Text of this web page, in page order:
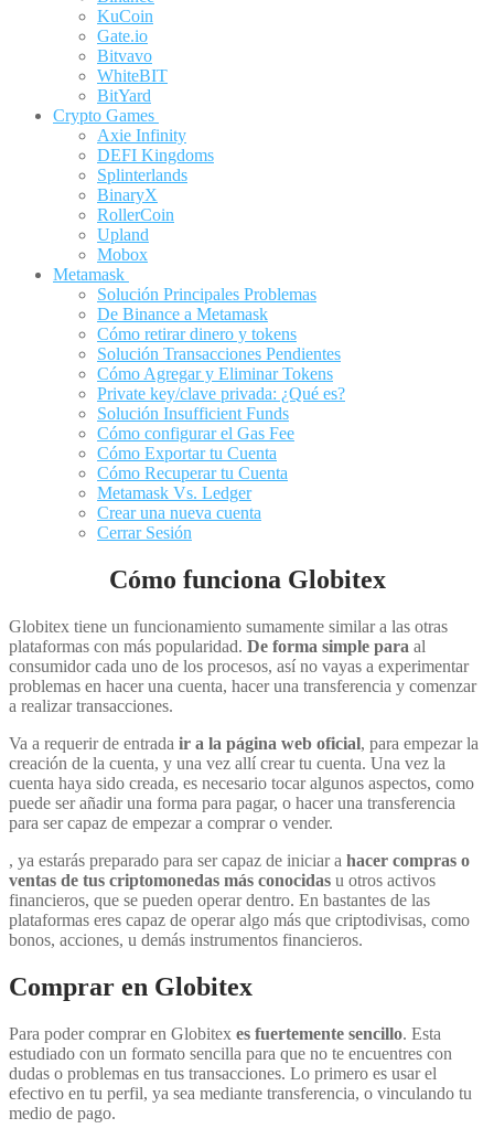
KuCoin
Gate.io
Bitvavo
WhiteBIT
BitYard
Crypto Games
Axie Infinity
DEFI Kingdoms
Splinterlands
BinaryX
RollerCoin
Upland
Mobox
Metamask
Solución Principales Problemas
De Binance a Metamask
Cómo retirar dinero y tokens
Solución Transacciones Pendientes
Cómo Agregar y Eliminar Tokens
Private key/clave privada: ¿Qué es?
Solución Insufficient Funds
Cómo configurar el Gas Fee
Cómo Exportar tu Cuenta
Cómo Recuperar tu Cuenta
Metamask Vs. Ledger
Crear una nueva cuenta
Cerrar Sesión
Cómo funciona Globitex
Globitex tiene un funcionamiento sumamente similar a las otras
plataformas con más popularidad. De forma simple para al
consumidor cada uno de los procesos, así no vayas a experimentar
problemas en hacer una cuenta, hacer una transferencia y comenzar
a realizar transacciones.
Va a requerir de entrada ir a la página web oficial, para empezar la
creación de la cuenta, y una vez allí crear tu cuenta. Una vez la
cuenta haya sido creada, es necesario tocar algunos aspectos, como
puede ser añadir una forma para pagar, o hacer una transferencia
para ser capaz de empezar a comprar o vender.
, ya estarás preparado para ser capaz de iniciar a hacer compras o
ventas de tus criptomonedas más conocidas u otros activos
financieros, que se pueden operar dentro. En bastantes de las
plataformas eres capaz de operar algo más que criptodivisas, como
bonos, acciones, u demás instrumentos financieros.
Comprar en Globitex
Para poder comprar en Globitex es fuertemente sencillo. Esta
estudiado con un formato sencilla para que no te encuentres con
dudas o problemas en tus transacciones. Lo primero es usar el
efectivo en tu perfil, ya sea mediante transferencia, o vinculando tu
medio de pago.